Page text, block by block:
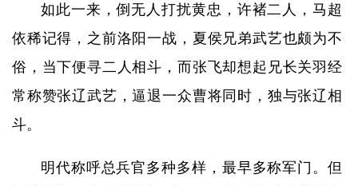
如此一来，倒无人打扰黄忠，许褚二人，马超
依稀记得，之前洛阳一战，夏侯兄弟武艺也颇为不
俗，当下便寻二人相斗，而张飞却想起兄长关羽经
常称赞张辽武艺，逼退一众曹将同时，独与张辽相
斗。
明代称呼总兵官多种多样，最早多称军门。但